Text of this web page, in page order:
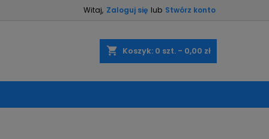
Witaj, Zaloguj się lub Stwórz konto
shopping_cart Koszyk: 0 szt. - 0,00 zł